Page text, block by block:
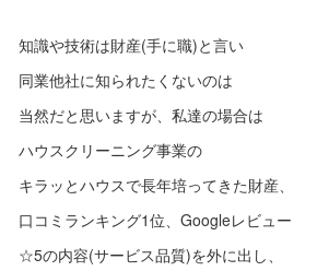
知識や技術は財産(手に職)と言い
同業他社に知られたくないのは
当然だと思いますが、私達の場合は
ハウスクリーニング事業の
キラッとハウスで長年培ってきた財産、
口コミランキング1位、Googleレビュー
☆5の内容(サービス品質)を外に出し、